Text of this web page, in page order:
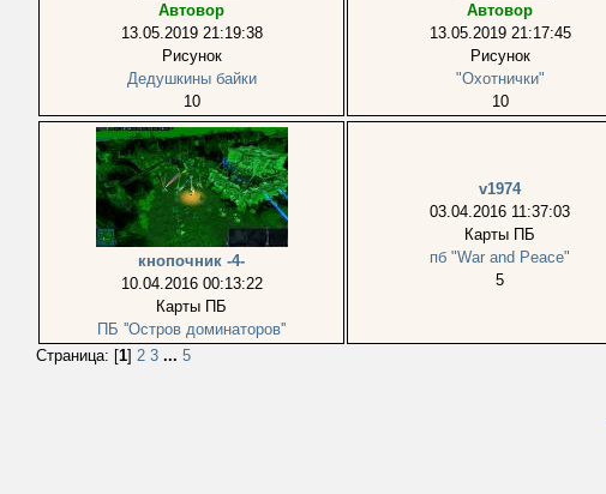
Автовор
13.05.2019 21:19:38
Рисунок
Дедушкины байки
10
Автовор
13.05.2019 21:17:45
Рисунок
"Охотнички"
10
кнопочник -4-
10.04.2016 00:13:22
Карты ПБ
ПБ ''Остров доминаторов''
v1974
03.04.2016 11:37:03
Карты ПБ
пб "War and Peace"
5
Страница: [1] 2 3 ... 5